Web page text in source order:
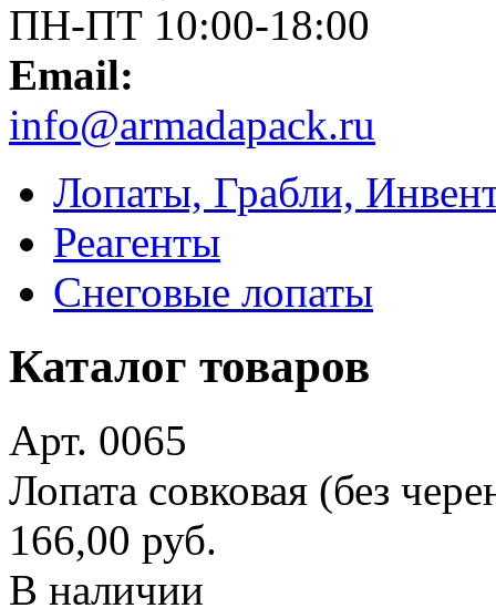
ПН-ПТ 10:00-18:00
Email:
info@armadapack.ru
Лопаты, Грабли,
Реагенты
Снеговые лопаты
Каталог товаров
Арт. 0065
Лопата совковая (без
166,00 руб.
В наличии